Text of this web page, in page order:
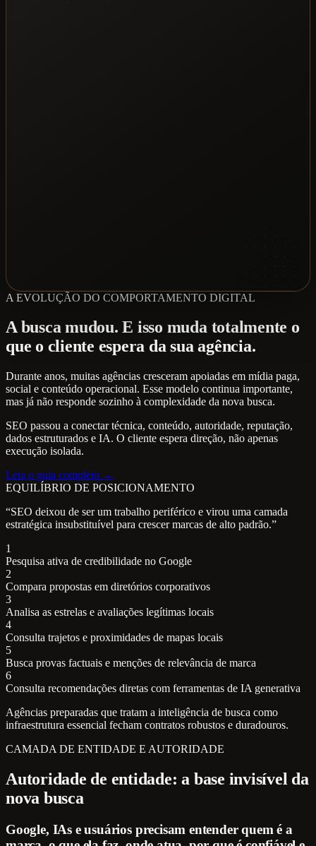
A EVOLUÇÃO DO COMPORTAMENTO DIGITAL
A busca mudou. E isso muda totalmente o
que o cliente espera da sua agência.
Durante anos, muitas agências cresceram apoiadas em mídia paga,
social e conteúdo operacional. Esse modelo continua importante,
mas já não responde sozinho à complexidade da nova busca.
SEO passou a conectar técnica, conteúdo, autoridade, reputação,
dados estruturados e IA. O cliente espera direção, não apenas
execução isolada.
Leia o guia completo →
EQUILÍBRIO DE POSICIONAMENTO
“SEO deixou de ser um trabalho periférico e virou uma camada
estratégica insubstituível para crescer marcas de alto padrão.”
1
Pesquisa ativa de credibilidade no Google
2
Compara propostas em diretórios corporativos
3
Analisa as estrelas e avaliações legítimas locais
4
Consulta trajetos e proximidades de mapas locais
5
Busca provas factuais e menções de relevância de marca
6
Consulta recomendações diretas com ferramentas de IA generativa
Agências preparadas que tratam a inteligência de busca como
infraestrutura essencial fecham contratos robustos e duradouros.
CAMADA DE ENTIDADE E AUTORIDADE
Autoridade de entidade: a base invisível da
nova busca
Google, IAs e usuários precisam entender quem é a